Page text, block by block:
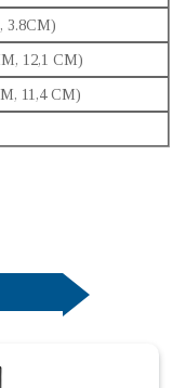
3.8CM)
12,1 CM)
11,4 CM)